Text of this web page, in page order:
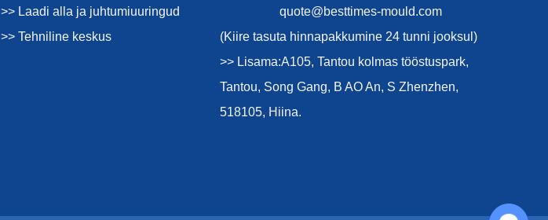
>> Laadi alla ja juhtumiuuringud
>> Tehniline keskus
quote@besttimes-mould.com
(Kiire tasuta hinnapakkumine 24 tunni jooksul)
>> Lisama:A105, Tantou kolmas tööstuspark,
Tantou, Song Gang, B AO An, S Zhenzhen,
518105, Hiina.